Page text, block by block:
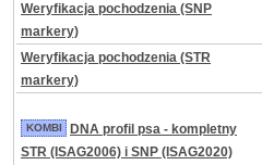
Weryfikacja pochodzenia (SNP
markery)
Weryfikacja pochodzenia (STR
markery)
KOMBI
DNA profil psa - kompletny
STR (ISAG2006) i SNP (ISAG2020)